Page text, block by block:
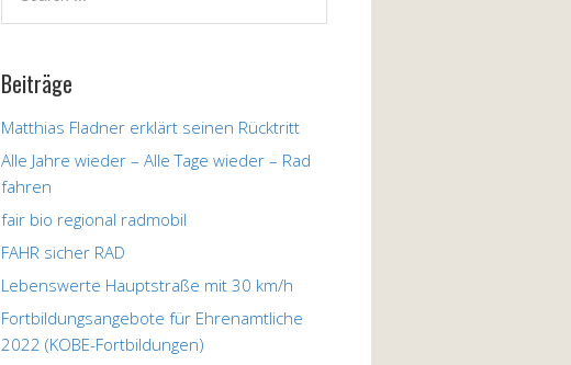
Beiträge
Matthias Fladner erklärt seinen Rücktritt
Alle Jahre wieder – Alle Tage wieder – Rad
fahren
fair bio regional radmobil
FAHR sicher RAD
Lebenswerte Hauptstraße mit 30 km/h
Fortbildungsangebote für Ehrenamtliche
2022 (KOBE-Fortbildungen)